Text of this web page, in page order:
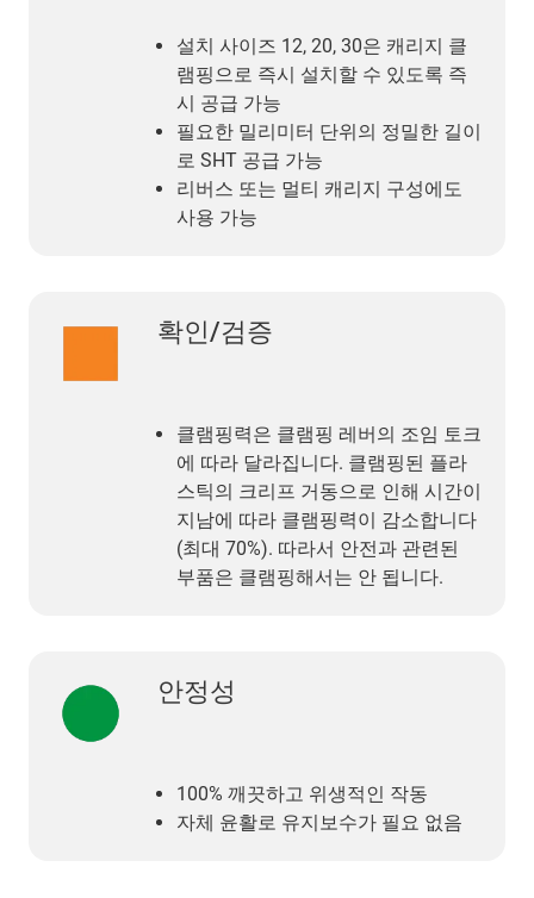
설치 사이즈 12, 20, 30은 캐리지 클
램핑으로 즉시 설치할 수 있도록 즉
시 공급 가능
필요한 밀리미터 단위의 정밀한 길이
로 SHT 공급 가능
리버스 또는 멀티 캐리지 구성에도
사용 가능
확인/검증
클램핑력은 클램핑 레버의 조임 토크
에 따라 달라집니다. 클램핑된 플라
스틱의 크리프 거동으로 인해 시간이
지남에 따라 클램핑력이 감소합니다
(최대 70%). 따라서 안전과 관련된
부품은 클램핑해서는 안 됩니다.
안정성
100% 깨끗하고 위생적인 작동
자체 윤활로 유지보수가 필요 없음